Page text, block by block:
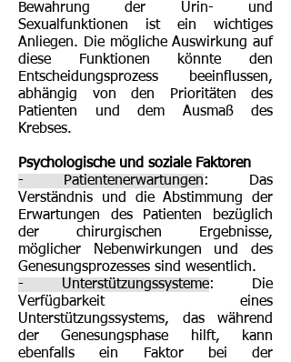
Bewahrung der Urin- und
Sexualfunktionen ist ein wichtiges
Anliegen. Die mögliche Auswirkung auf
diese Funktionen könnte den
Entscheidungsprozess beeinflussen,
abhängig von den Prioritäten des
Patienten und dem Ausmaß des
Krebses.
Psychologische und soziale Faktoren
- Patientenerwartungen: Das
Verständnis und die Abstimmung der
Erwartungen des Patienten bezüglich
der chirurgischen Ergebnisse,
möglicher Nebenwirkungen und des
Genesungsprozesses sind wesentlich.
- Unterstützungssysteme: Die
Verfügbarkeit eines
Unterstützungssystems, das während
der Genesungsphase hilft, kann
ebenfalls ein Faktor bei der